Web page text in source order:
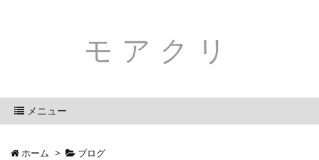
モアクリ
メニュー
ホーム > ブログ